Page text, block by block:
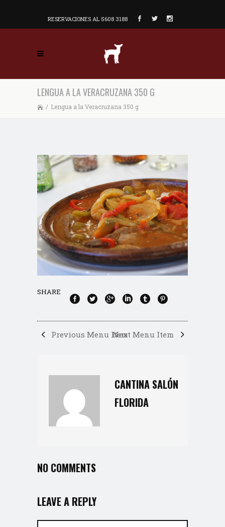
RESERVACIONES AL 5608 3188
LENGUA A LA VERACRUZANA 350 G
/ Lengua a la Veracruzana 350 g
SHARE
Previous Menu ItemNext Menu Item
CANTINA SALÓN
FLORIDA
NO COMMENTS
LEAVE A REPLY